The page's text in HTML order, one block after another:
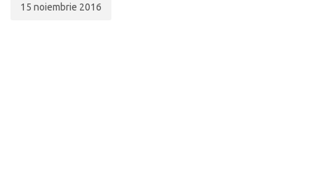
15 noiembrie 2016